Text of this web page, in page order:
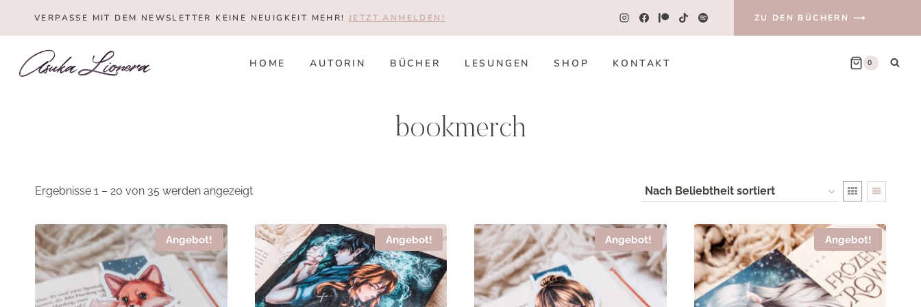
VERPASSE MIT DEM NEWSLETTER KEINE NEUIGKEIT MEHR!JETZT ANMELDEN! ZU DEN BÜCHERN ⟶
HOME AUTORIN BÜCHER LESUNGEN SHOP KONTAKT 0
bookmerch
Ergebnisse 1 – 20 von 35 werden angezeigtNach
sortiert
Angebot! Angebot! Angebot! Angebot!